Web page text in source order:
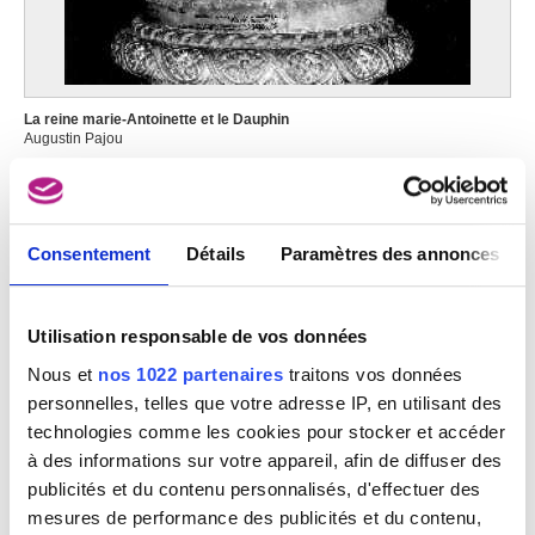
Consentement Détails Paramètres des annonces
Utilisation responsable de vos données
Nous et nos 1022 partenaires traitons vos données
personnelles, telles que votre adresse IP, en utilisant des
technologies comme les cookies pour stocker et accéder
à des informations sur votre appareil, afin de diffuser des
publicités et du contenu personnalisés, d'effectuer des
mesures de performance des publicités et du contenu,
Anvers 1940 - Brakel 2019
Pancetta J. [LOANed Artworks]
Panneels Guillaume
Aix-la-Chapelle, Rhénanie du Nord-Westphalie (Allemagne) ca.1600 -
Baden (Duitsland) 1634
Pannini Giovanni Paolo
Plaisance (Italie) 1691 - Rome (ITalie) 1765
Athènes (Grèce) 1849 - Bruxelles 1884
Paolini Giulio
Ecole belge, XXème siècle
Parent Roger
Paris (France) 1881 - Ixelles / Bruxelles 1986
Parmigianino
Parme (Italie) 1503 - Casalmaggiore (Italie) 1540
Parr Mike
La reine marie-Antoinette et le Dauphin
Augustin Pajou